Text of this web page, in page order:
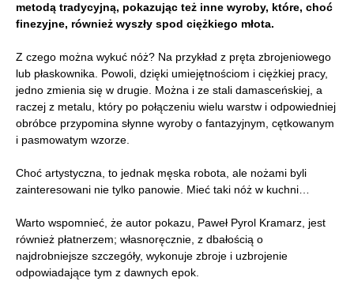
metodą tradycyjną, pokazując też inne wyroby, które, choć
finezyjne, również wyszły spod ciężkiego młota.
Z czego można wykuć nóż? Na przykład z pręta zbrojeniowego
lub płaskownika. Powoli, dzięki umiejętnościom i ciężkiej pracy,
jedno zmienia się w drugie. Można i ze stali damasceńskiej, a
raczej z metalu, który po połączeniu wielu warstw i odpowiedniej
obróbce przypomina słynne wyroby o fantazyjnym, cętkowanym
i pasmowatym wzorze.
Choć artystyczna, to jednak męska robota, ale nożami byli
zainteresowani nie tylko panowie. Mieć taki nóż w kuchni…
Warto wspomnieć, że autor pokazu, Paweł Pyrol Kramarz, jest
również płatnerzem; własnoręcznie, z dbałością o
najdrobniejsze szczegóły, wykonuje zbroje i uzbrojenie
odpowiadające tym z dawnych epok.